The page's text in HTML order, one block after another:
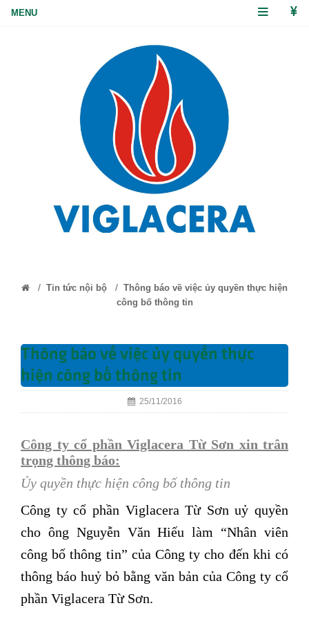
/ Tin tức nội bộ / Thông báo về việc ủy quyền thực hiện
công bố thông tin
Thông báo về việc ủy quyền thực
hiện công bố thông tin
25/11/2016
Công ty cổ phần Viglacera Từ Sơn xin trân
trọng thông báo:
Ủy quyền thực hiện công bố thông tin
Công ty cổ phần Viglacera Từ Sơn uỷ quyền
cho ông Nguyễn Văn Hiếu làm “Nhân viên
công bố thông tin” của Công ty cho đến khi có
thông báo huỷ bỏ bằng văn bản của Công ty cổ
phần Viglacera Từ Sơn.